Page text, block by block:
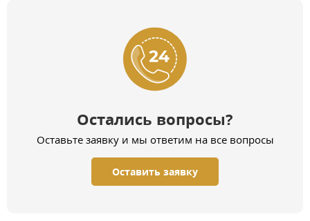
Остались вопросы?
Оставьте заявку и мы ответим на все вопросы
Оставить заявку